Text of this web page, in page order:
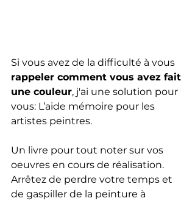
Si vous avez de la difficulté à vous
rappeler comment vous avez fait
une couleur, j'ai une solution pour
vous: L’aide mémoire pour les
artistes peintres.
Un livre pour tout noter sur vos
oeuvres en cours de réalisation.
Arrêtez de perdre votre temps et
de gaspiller de la peinture à